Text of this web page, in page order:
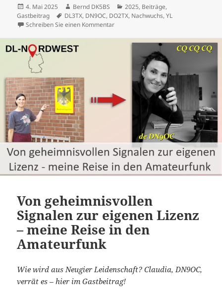
Veröffentlicht
am
4. Mai 2025 Autor
Bernd DK5BS Kategorien
2025, Beiträge,
Gastbeitrag
Schlagwörter
DL3TX, DN9OC, DO2TX, Nachwuchs,YL
Schreiben Sie einen Kommentarzu Die Reise geht weiter – Von Klasse
Von geheimnisvollen
Signalen zur eigenen Lizenz
– meine Reise in den
Amateurfunk
Wie wird aus Neugier Leidenschaft? Claudia, DN9OC,
verrät es – hier im Gastbeitrag!